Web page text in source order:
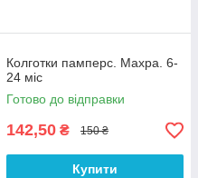
Колготки памперс. Махра. 6-
24 міс
Готово до відправки
142,50 ₴ 150 ₴
Купити